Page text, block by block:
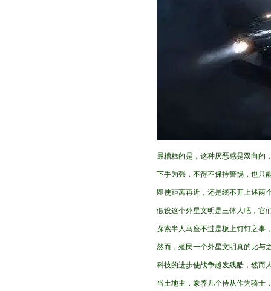
最糟糕的是，这种厌恶感是双向的
下手为强，不得不保持警惕，也只
即使距离再近，还是绕不开上述两
假设这个外星文明是三体人吧，它
探索半人马座不过是板上钉钉之事
然而，殖民一个外星文明真的比与
科技的进步使战争越发残酷，然而
当土地主，豢养几个侍从作为骑士